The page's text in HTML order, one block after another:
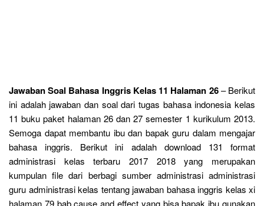
Jawaban Soal Bahasa Inggris Kelas 11 Halaman 26– Berikut
ini adalah jawaban dan soal dari tugas bahasa indonesia kelas
11 buku paket halaman 26 dan 27 semester 1 kurikulum 2013.
Semoga dapat membantu ibu dan bapak guru dalam mengajar
bahasa inggris. Berikut ini adalah download 131 format
administrasi kelas terbaru 2017 2018 yang merupakan
kumpulan file dari berbagi sumber administrasi administrasi
guru administrasi kelas tentang jawaban bahasa inggris kelas xi
halaman 79 bab cause and effect yang bisa bapak ibu gunakan